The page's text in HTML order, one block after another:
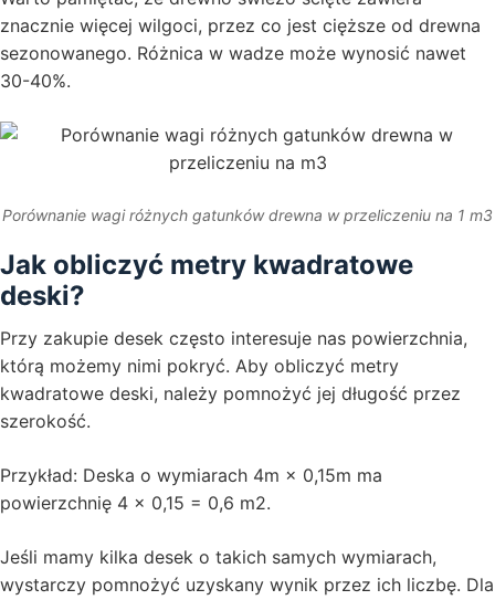
znacznie więcej wilgoci, przez co jest cięższe od drewna
sezonowanego. Różnica w wadze może wynosić nawet
30-40%.
Porównanie wagi różnych gatunków drewna w przeliczeniu na 1 m3
Jak obliczyć metry kwadratowe
deski?
Przy zakupie desek często interesuje nas powierzchnia,
którą możemy nimi pokryć. Aby obliczyć metry
kwadratowe deski, należy pomnożyć jej długość przez
szerokość.
Przykład: Deska o wymiarach 4m × 0,15m ma
powierzchnię 4 × 0,15 = 0,6 m2.
Jeśli mamy kilka desek o takich samych wymiarach,
wystarczy pomnożyć uzyskany wynik przez ich liczbę. Dla